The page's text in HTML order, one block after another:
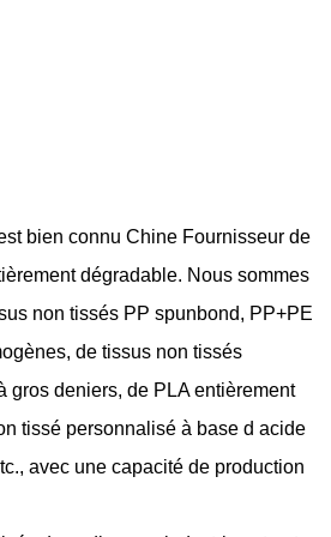
bien connu Chine Fournisseur de
dégradable. Nous sommes
non tissés PP spunbond, PP+PE
de tissus non tissés
gros deniers, de PLA entièrement
tissé personnalisé à base d acide
avec une capacité de production